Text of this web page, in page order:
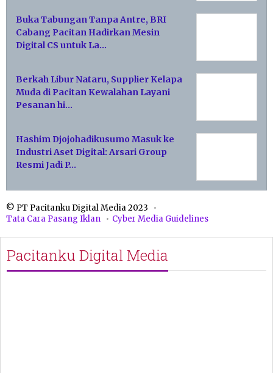
Buka Tabungan Tanpa Antre, BRI
Cabang Pacitan Hadirkan Mesin
Digital CS untuk La…
Berkah Libur Nataru, Supplier Kelapa
Muda di Pacitan Kewalahan Layani
Pesanan hi…
Hashim Djojohadikusumo Masuk ke
Industri Aset Digital: Arsari Group
Resmi Jadi P…
© PT Pacitanku Digital Media 2023
Tata Cara Pasang Iklan
Cyber Media Guidelines
Pacitanku Digital Media